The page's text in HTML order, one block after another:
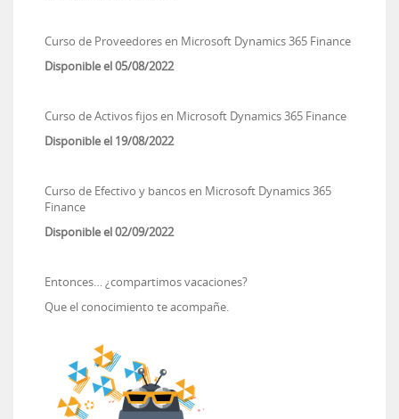
Curso de Proveedores en Microsoft Dynamics 365 Finance
Disponible el 05/08/2022
Curso de Activos fijos en Microsoft Dynamics 365 Finance
Disponible el 19/08/2022
Curso de Efectivo y bancos en Microsoft Dynamics 365
Finance
Disponible el 02/09/2022
Entonces… ¿compartimos vacaciones?
Que el conocimiento te acompañe.